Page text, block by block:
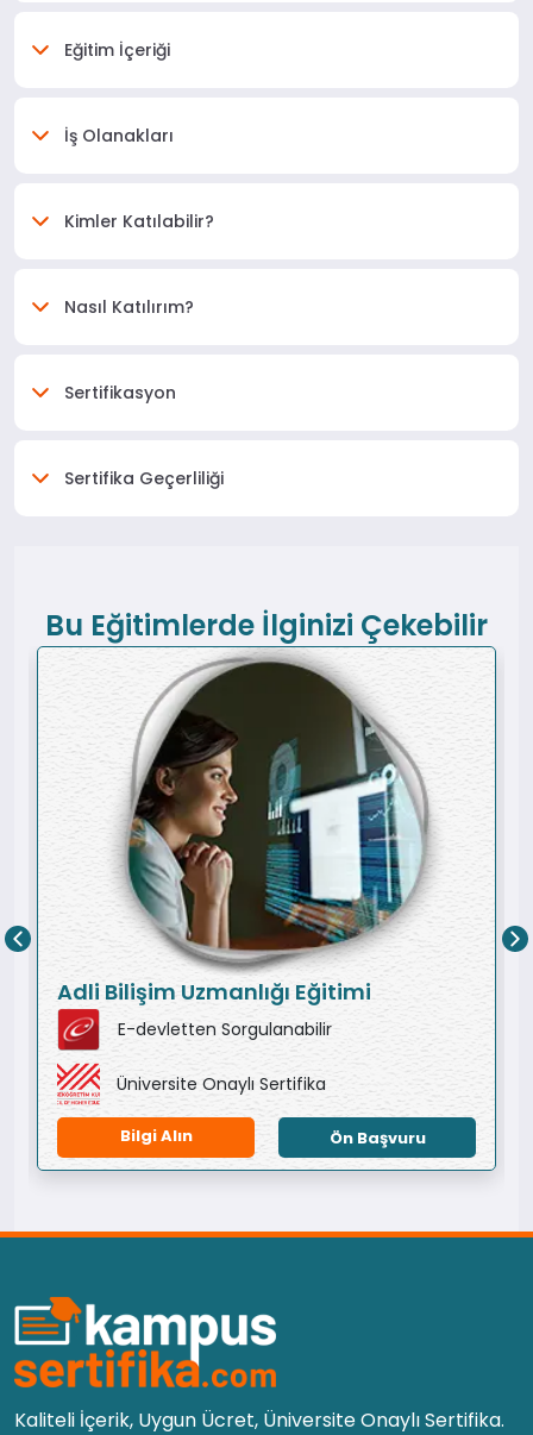
Eğitim İçeriği
İş Olanakları
Kimler Katılabilir?
Nasıl Katılırım?
Sertifikasyon
Sertifika Geçerliliği
Bu Eğitimlerde İlginizi Çekebilir
Adli Bilişim Uzmanlığı Eğitimi
E-devletten Sorgulanabilir
Üniversite Onaylı Sertifika
Bilgi Alın Ön Başvuru
Kaliteli İçerik, Uygun Ücret, Üniversite Onaylı Sertifika.